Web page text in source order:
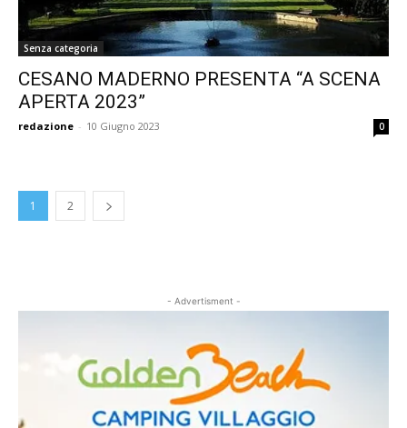
Senza categoria
CESANO MADERNO PRESENTA “A SCENA
APERTA 2023”
redazione - 10 Giugno 2023 0
1 2
- Advertisment -